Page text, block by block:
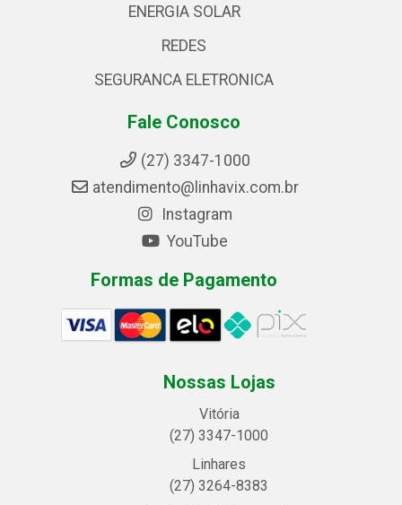
ENERGIA SOLAR
REDES
SEGURANCA ELETRONICA
Fale Conosco
(27) 3347-1000
atendimento@linhavix.com.br
Instagram
YouTube
Formas de Pagamento
Nossas Lojas
Vitória
(27) 3347-1000
Linhares
(27) 3264-8383